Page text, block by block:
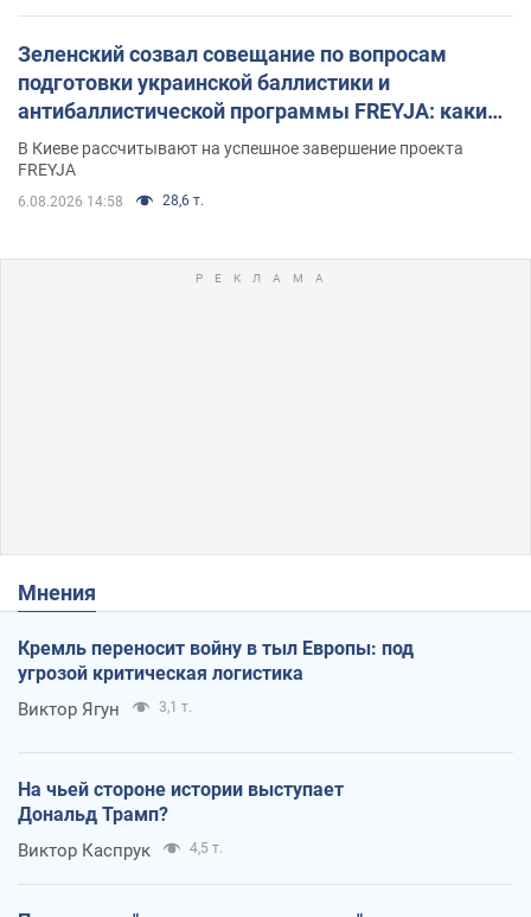
Зеленский созвал совещание по вопросам
подготовки украинской баллистики и
антибаллистической программы FREYJA: какие
решения готовятся
В Киеве рассчитывают на успешное завершение проекта
FREYJA
6.08.2026 14:58 28,6 т.
Мнения
Кремль переносит войну в тыл Европы: под
угрозой критическая логистика
Виктор Ягун 3,1 т.
На чьей стороне истории выступает
Дональд Трамп?
Виктор Каспрук 4,5 т.